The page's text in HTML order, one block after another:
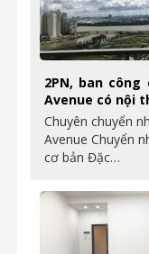
2PN, ban công
Avenue có nội
Chuyên chuyển
Avenue Chuyển
cơ bản Đặc…